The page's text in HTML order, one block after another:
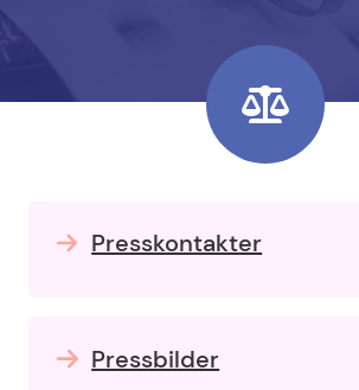
Presskontakter
Pressbilder